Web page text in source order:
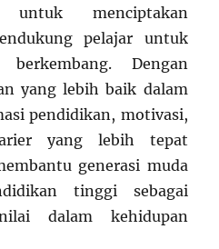
untuk menciptakan
pelajar untuk
Dengan
yang lebih baik dalam
pendidikan, motivasi,
yang lebih tepat
generasi muda
tinggi sebagai
dalam kehidupan